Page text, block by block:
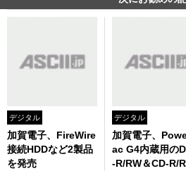
デジタル
加賀電子、FireWire
接続HDDなど2製品
を発売
デジタル
加賀電子、
ac G4内蔵用の
-R/RW＆CD-R/